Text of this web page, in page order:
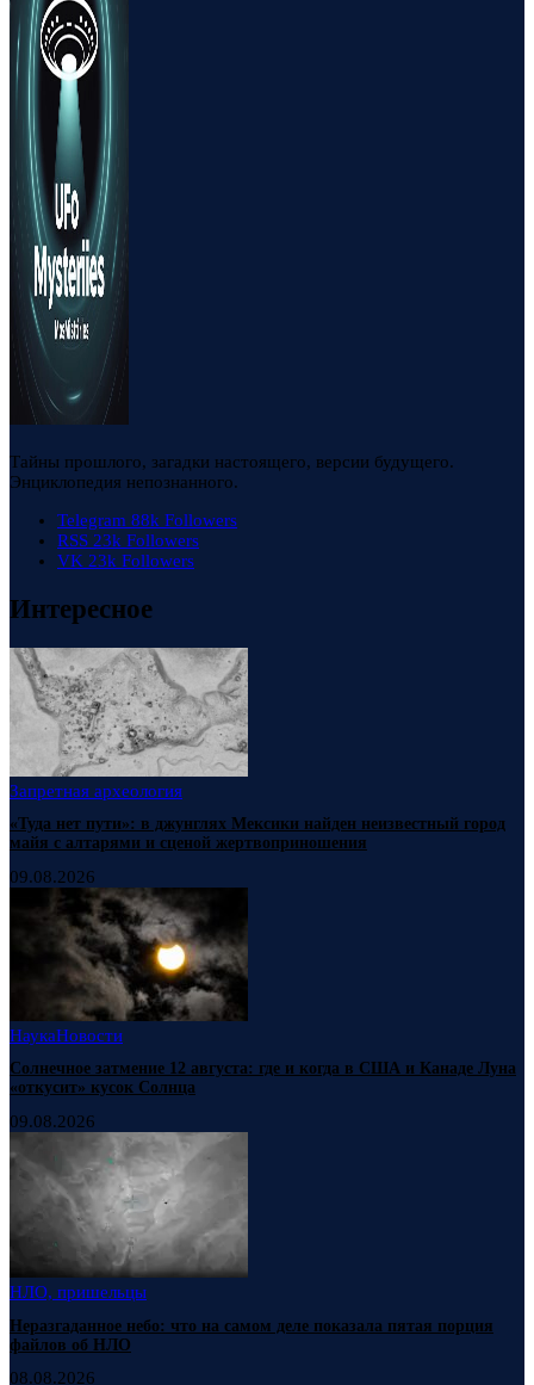
Тайны прошлого, загадки настоящего, версии будущего.
Энциклопедия непознанного.
Telegram 88k Followers
RSS 23k Followers
VK 23k Followers
Интересное
Запретная археология
«Туда нет пути»: в джунглях Мексики найден неизвестный город
майя с алтарями и сценой жертвоприношения
09.08.2026
НаукаНовости
Солнечное затмение 12 августа: где и когда в США и Канаде Луна
«откусит» кусок Солнца
09.08.2026
НЛО, пришельцы
Неразгаданное небо: что на самом деле показала пятая порция
файлов об НЛО
08.08.2026